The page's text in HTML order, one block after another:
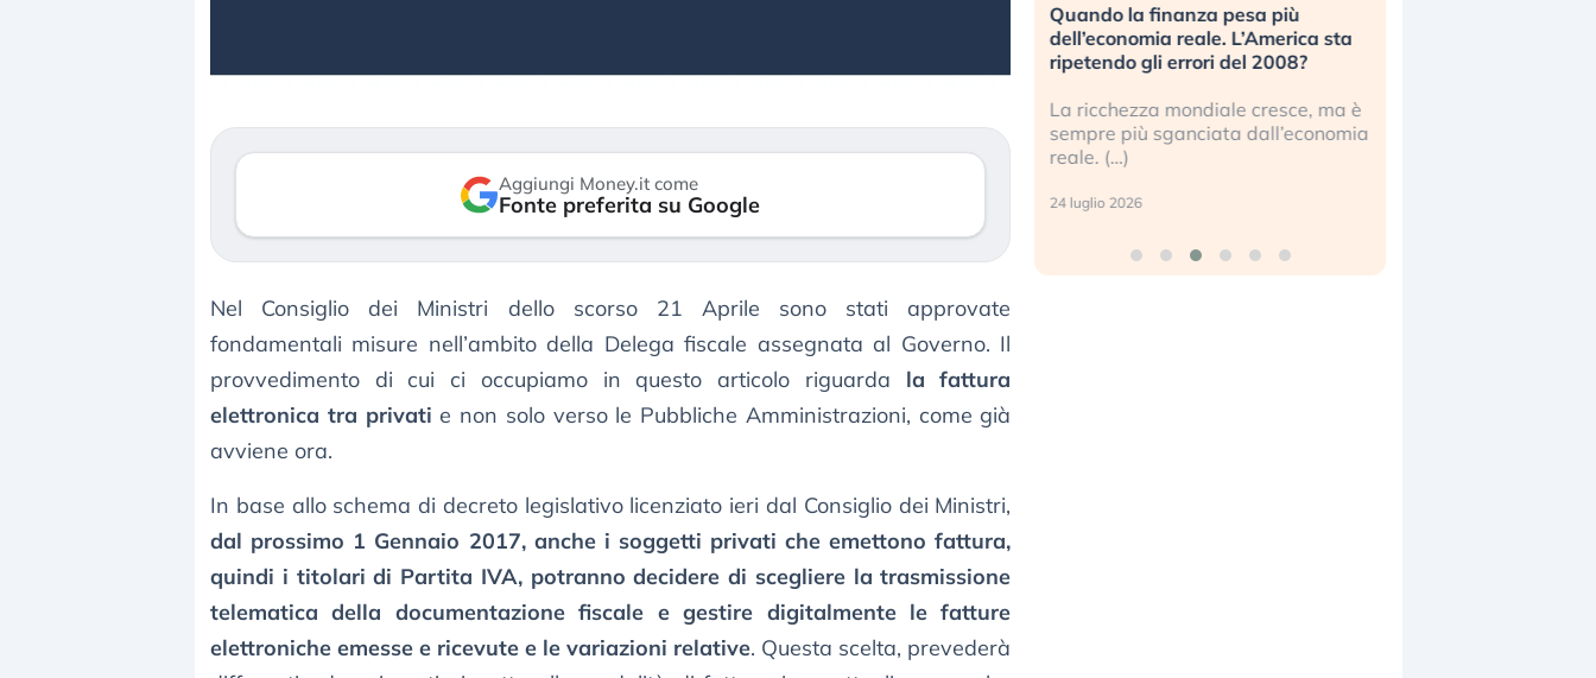
Aggiungi Money.it come
Fonte preferita su Google
Nel Consiglio dei Ministri dello scorso 21 Aprile sono stati approvate
fondamentali misure nell’ambito della Delega fiscale assegnata al Governo. Il
provvedimento di cui ci occupiamo in questo articolo riguarda la fattura
elettronica tra privati e non solo verso le Pubbliche Amministrazioni, come già
avviene ora.
In base allo schema di decreto legislativo licenziato ieri dal Consiglio dei Ministri,
dal prossimo 1 Gennaio 2017, anche i soggetti privati che emettono fattura,
quindi i titolari di Partita IVA, potranno decidere di scegliere la trasmissione
telematica della documentazione fiscale e gestire digitalmente le fatture
elettroniche emesse e ricevute e le variazioni relative. Questa scelta, prevederà
mostrando segni di stanchezza
verso le (…)
Kospi, mentre gli investitori retail (…)
30 luglio 2026
Quando la finanza pesa più
dell’economia reale. L’America sta
ripetendo gli errori del 2008?
La ricchezza mondiale cresce, ma è
sempre più sganciata dall’economia
reale. (…)
24 luglio 2026